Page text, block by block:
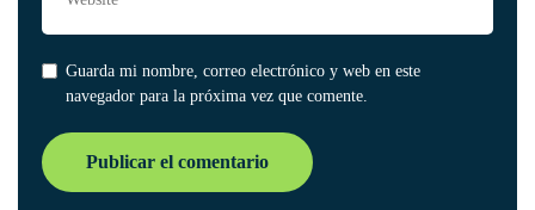
Guarda mi nombre, correo electrónico y web en este
navegador para la próxima vez que comente.